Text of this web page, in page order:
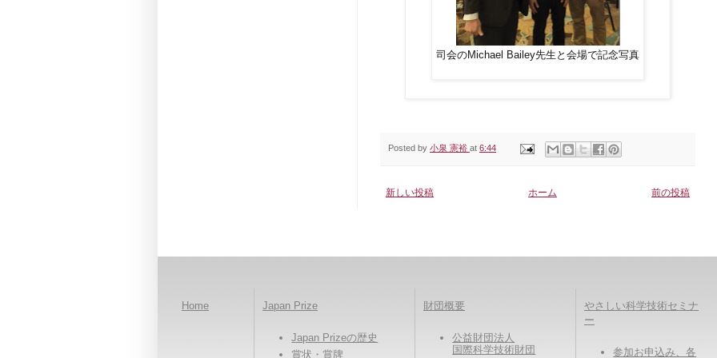
司会のMichael Bailey先生と会場で記念写真
Posted by 小泉 憲裕 at 6:44
新しい投稿 前の投稿
ホーム
Home Japan Prize
Japan Prizeの歴史
賞状・賞牌
財団概要
公益財団法人
国際科学技術財団
やさしい科学技術セミナ
ー
参加お申込み、各